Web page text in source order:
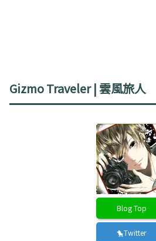
Gizmo Traveler | 雲風旅人
Blog Top
🐤Twitter